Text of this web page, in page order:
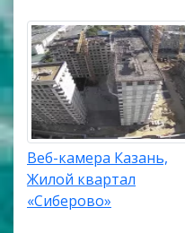
Веб-камера Казань,
Жилой квартал
«Сиберово»